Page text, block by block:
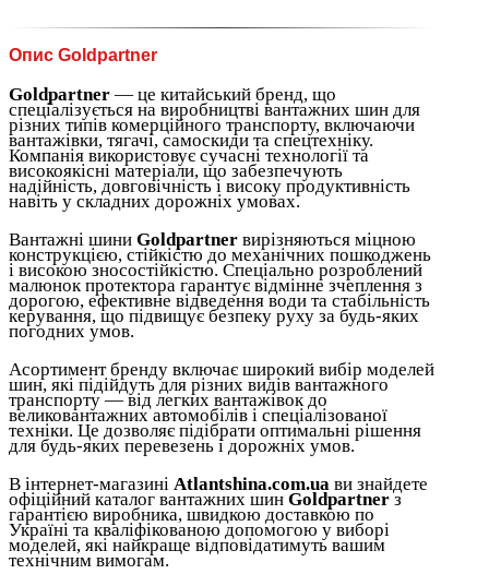
Опис Goldpartner
Goldpartner — це китайський бренд, що
спеціалізується на виробництві вантажних шин для
різних типів комерційного транспорту, включаючи
вантажівки, тягачі, самоскиди та спецтехніку.
Компанія використовує сучасні технології та
високоякісні матеріали, що забезпечують
надійність, довговічність і високу продуктивність
навіть у складних дорожніх умовах.
Вантажні шини Goldpartner вирізняються міцною
конструкцією, стійкістю до механічних пошкоджень
і високою зносостійкістю. Спеціально розроблений
малюнок протектора гарантує відмінне зчеплення з
дорогою, ефективне відведення води та стабільність
керування, що підвищує безпеку руху за будь-яких
погодних умов.
Асортимент бренду включає широкий вибір моделей
шин, які підійдуть для різних видів вантажного
транспорту — від легких вантажівок до
великовантажних автомобілів і спеціалізованої
техніки. Це дозволяє підібрати оптимальні рішення
для будь-яких перевезень і дорожніх умов.
В інтернет-магазині Atlantshina.com.ua ви знайдете
офіційний каталог вантажних шин Goldpartnerз
гарантією виробника, швидкою доставкою по
Україні та кваліфікованою допомогою у виборі
моделей, які найкраще відповідатимуть вашим
технічним вимогам.